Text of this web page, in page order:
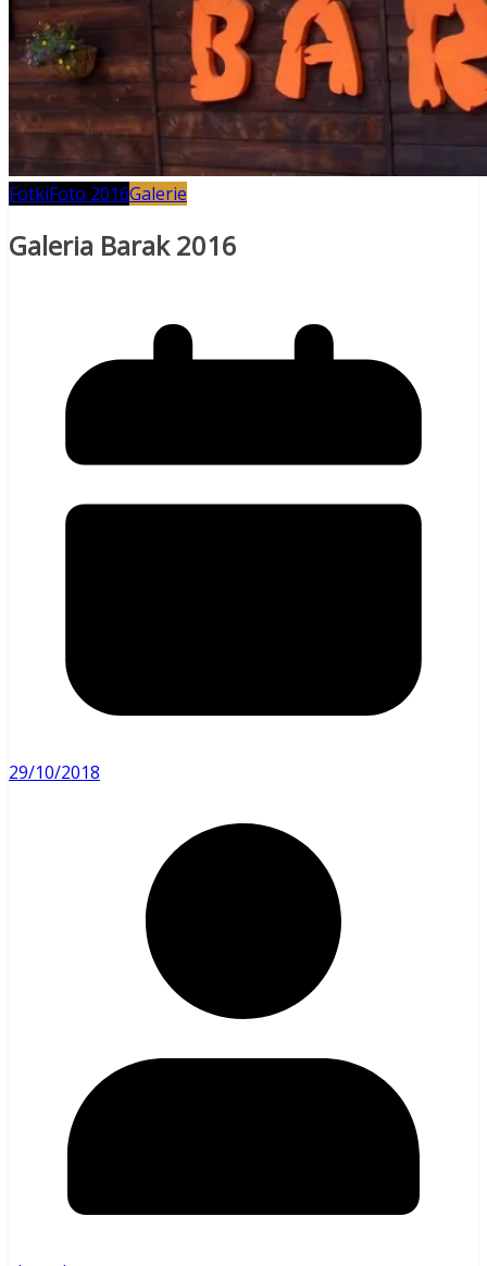
FotkiFoto 2016Galerie
Galeria Barak 2016
29/10/2018